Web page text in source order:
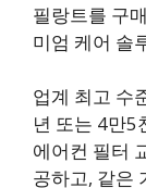
필랑트를 구
미엄 케어 솔
업계 최고 수
년 또는 4만5
에어컨 필터
공하고, 같은